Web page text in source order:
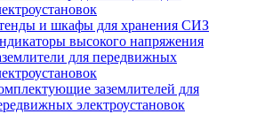
и шкафы для хранения СИЗ
высокого напряжения
для передвижных
заземлителей для
электроустановок